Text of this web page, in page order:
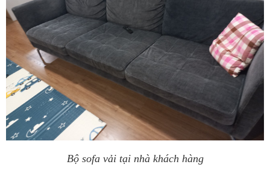
Bộ sofa vải tại nhà khách hàng